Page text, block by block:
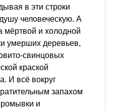
в эти строки
человеческую. А
мёртвой и холодной
умерших деревьев,
свинцовых
краской
И всё вокруг
запахом
и